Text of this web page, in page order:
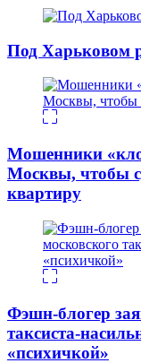
Под Харьковом
Мошенники
Москвы, чтобы
квартиру
Фэшн-блогер
таксиста-
«психичкой»